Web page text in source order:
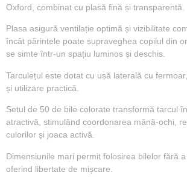
Oxford, combinat cu plasă fină și transparentă.
Plasa asigură ventilație optimă și vizibilitate
încât părintele poate supraveghea copilul din
se simte într-un spațiu luminos și deschis.
Tarculețul este dotat cu ușă laterală cu
și utilizare practică.
Setul de 50 de bile colorate transformă tarcul
atractivă, stimulând coordonarea mână-ochi,
culorilor și joaca activă.
Dimensiunile mari permit folosirea bilelor fără a
oferind libertate de mișcare.